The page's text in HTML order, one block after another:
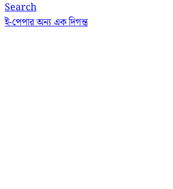
Search
ই-পেপারঅন্য এক দিগন্ত